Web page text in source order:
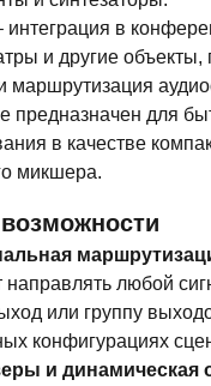
интеграция в
и другие объекты,
маршрутизация
предназначен для
в качестве
микшера.
направлять любой
или группу
конфигурациях
и динамическая